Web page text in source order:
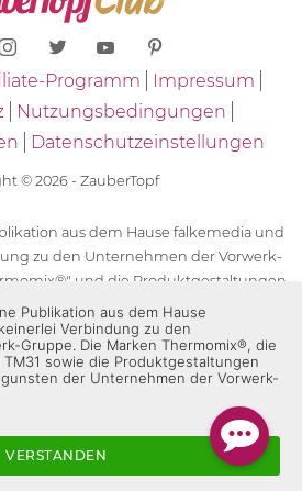
Programm
Impressum
Nutzungsbedingungen
Datenschutzeinstellungen
© 2026 - ZauberTopf
aus dem Hause falkemedia und
zu den Unternehmen der Vorwerk-
und die Produktgestaltungen
Marken der Unternehmen
Thermomix®, die Zeichen TM5®,
Produktgestaltungen des Thermomix®
der Vorwerk-Gruppe
in "ZauberTopf" ist
Publikation aus dem Hause
Verbindung zu den
Gruppe. Die Marken Thermomix®, die
sowie die Produktgestaltungen
der Unternehmen der Vorwerk-
VERSTANDEN